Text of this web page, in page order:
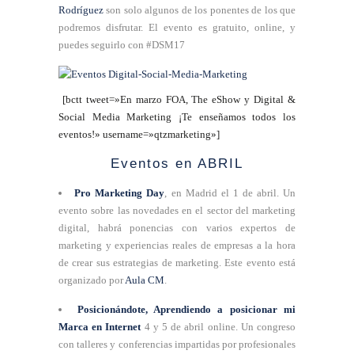
Rodríguez son solo algunos de los ponentes de los que
podremos disfrutar. El evento es gratuito, online, y
puedes seguirlo con #DSM17
[bctt tweet=»En marzo FOA, The eShow y Digital &
Social Media Marketing ¡Te enseñamos todos los
eventos!» username=»qtzmarketing»]
Eventos en ABRIL
Pro Marketing Day, en Madrid el 1 de abril. Un
evento sobre las novedades en el sector del marketing
digital, habrá ponencias con varios expertos de
marketing y experiencias reales de empresas a la hora
de crear sus estrategias de marketing. Este evento está
organizado porAula CM.
Posicionándote, Aprendiendo a posicionar mi
Marca en Internet4 y 5 de abril online. Un congreso
con talleres y conferencias impartidas por profesionales